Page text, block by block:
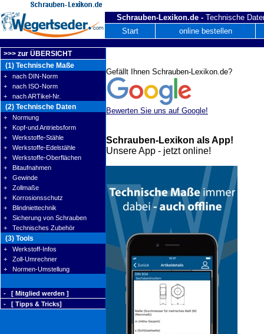
Schrauben-Lexikon.de - Technische
Start
online bestellen
>>> zur ÜBERSICHT
(1) Technische Maße
+ nach DIN-Norm
+ nach ISO-Norm
+ nach ARTikel-Nr.
(2) Technische Daten
+ Normung
+ Kopf-und Antriebsform
+ Werkstoffe-Stähle
+ Werkstoffe-Edelstähle
+ Werkstoffe-Oberflächen
+ Bitaufnahmen
+ Gewinde
+ Zollmaße
+ Korrosionsschutz
+ Blindniettechnik
+ Sicherung von Schrauben
+ Technisches Zubehör
(3) Tools
+ Werkstoff-Infos
+ Zoll-Umrechner
+ Normen-Umstellung
- [ Mitglied werden ]
- [ Tipps & Tricks]
Gefällt Ihnen Schrauben-Lexikon.de?
Bewerten Sie uns auf Google!
Schrauben-Lexikon als App!
Unsere App - jetzt online!